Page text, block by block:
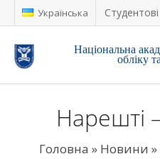
Українська Студентові
Національна
обліку
Нарешті
Головна » Новини »